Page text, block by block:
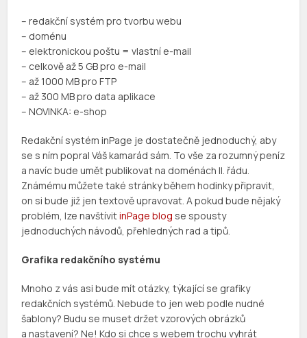
– redakční systém pro tvorbu webu
– doménu
– elektronickou poštu = vlastní e-mail
– celkově až 5 GB pro e-mail
– až 1000 MB pro FTP
– až 300 MB pro data aplikace
– NOVINKA: e-shop
Redakční systém inPage je dostatečně jednoduchý, aby
se s ním popral Váš kamarád sám. To vše za rozumný peníz
a navíc bude umět publikovat na doménách II. řádu.
Známému můžete také stránky během hodinky připravit,
on si bude již jen textově upravovat. A pokud bude nějaký
problém, lze navštívitinPage blog se spousty
jednoduchých návodů, přehledných rad a tipů.
Grafika redakčního systému
Mnoho z vás asi bude mít otázky, týkající se grafiky
redakčních systémů. Nebude to jen web podle nudné
šablony? Budu se muset držet vzorových obrázků
a nastavení? Ne! Kdo si chce s webem trochu vyhrát